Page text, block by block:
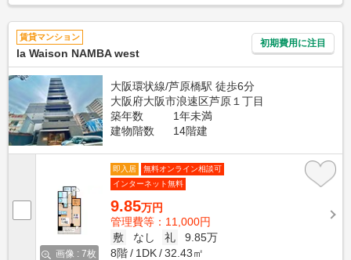
賃貸マンション
la Waison NAMBA west
初期費用に注目
大阪環状線/芦原橋駅 徒歩6分
大阪府大阪市浪速区芦原１丁目
築年数
1年未満
建物階数
14階建
画像 : 7枚
即入居
無料オンライン相談可
インターネット無料
9.85万円
管理費等：11,000円
敷
なし 礼
9.85万
8階
1DK 32.43㎡